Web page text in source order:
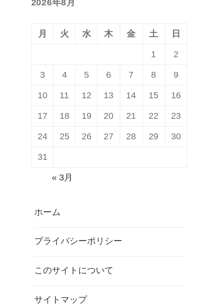
2026年8月
月 火 水 木 金 土 日
1 2
3 4 5 6 7 8 9
10 11 12 13 14 15 16
17 18 19 20 21 22 23
24 25 26 27 28 29 30
31
« 3月
ホーム
プライバシーポリシー
このサイトについて
サイトマップ